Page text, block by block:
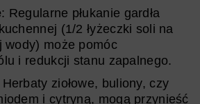
: Regularne płukanie gardła
(1/2 łyżeczki soli na
wody) może pomóc
i redukcji stanu zapalnego.
ziołowe, buliony, czy
i cytryną, mogą przynieść